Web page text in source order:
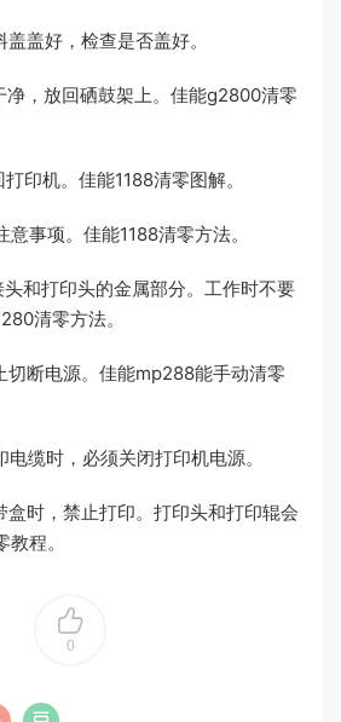
盖好，检查是否盖好。
净，放回硒鼓架上。佳能g2800清零
印机。佳能1188清零图解。
事项。佳能1188清零方法。
和打印头的金属部分。工作时不要
清零方法。
切断电源。佳能mp288能手动清零
缆时，必须关闭打印机电源。
盒时，禁止打印。打印头和打印辊会
程。
0